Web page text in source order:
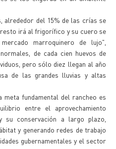
alrededor del 15% de las crías se
irá al frigorífico y su cuero se
marroquinero de lujo",
de cada cien huevos de
pero sólo diez llegan al año
de las grandes lluvias y altas
meta fundamental del rancheo es
entre el aprovechamiento
su conservación a largo plazo,
y generando redes de trabajo
gubernamentales y el sector